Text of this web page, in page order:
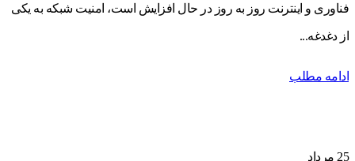
فناوری و اینترنت روز به روز در حال افزایش است، امنیت شبکه به یکی
از دغدغه...
ادامه مطلب
25 مرداد